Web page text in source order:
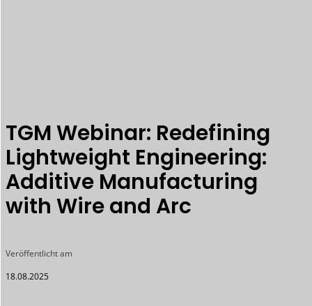
TGM Webinar: Redefining
Lightweight Engineering:
Additive Manufacturing
with Wire and Arc
Veröffentlicht am
18.08.2025